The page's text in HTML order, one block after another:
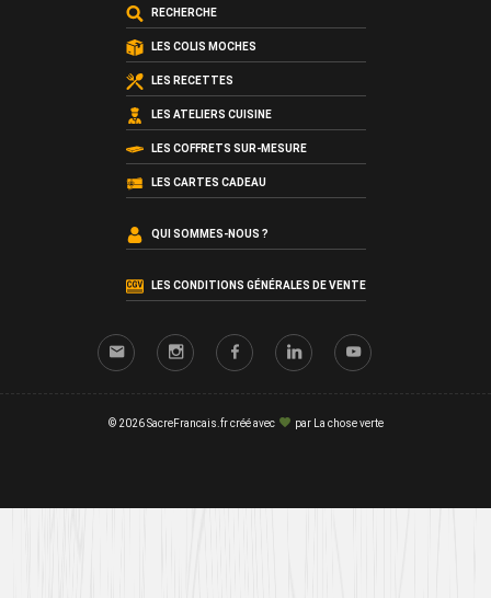
RECHERCHE
LES COLIS MOCHES
LES RECETTES
LES ATELIERS CUISINE
LES COFFRETS SUR-MESURE
LES CARTES CADEAU
QUI SOMMES-NOUS ?
LES CONDITIONS GÉNÉRALES DE VENTE
© 2026 SacreFrancais.fr créé avec par La chose verte